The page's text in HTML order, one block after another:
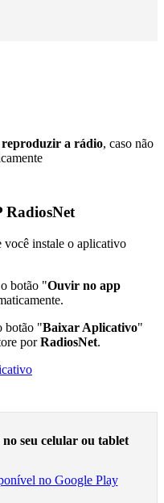
a rádio, caso não
RadiosNet
você instale o aplicativo
botão "Ouvir no app
botão "Baixar Aplicativo"
porRadiosNet.
seu celular ou tablet